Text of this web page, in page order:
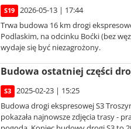
S19
2026-05-13 | 17:44
Trwa budowa 16 km drogi
Podlaskim, na odcinku Boćki (bez
wydaje się być niezagrożony.
Budowa ostatniej części
S3
2025-02-23 | 15:25
Budowa drogi ekspresowej S3
pokazała najnowsze zdjęcia trasy -